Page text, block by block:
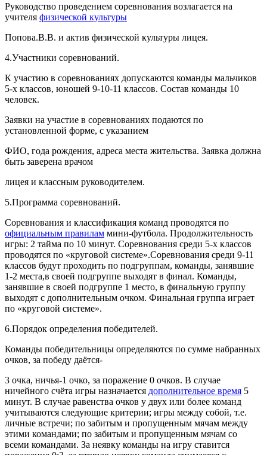
Руководство проведением соревнования возлагается на
учителя физической культуры
Попова.В.В. и актив физической культуры лицея.
4.Участники соревнований.
К участию в соревнованиях допускаются команды мальчиков
5-х классов, юношей 9-10-11 классов. Состав команды 10
человек.
Заявки на участие в соревнованиях подаются по
установленной форме, с указанием
ФИО, года рождения, адреса места жительства. Заявка должна
быть заверена врачом
лицея и классным руководителем.
5.Программа соревнований.
Соревнования и классификация команд проводятся по
официальным правилам мини-футбола. Продолжительность
игры: 2 тайма по 10 минут. Соревнования среди 5-х классов
проводятся по «круговой системе».Соревнования среди 9-11
классов будут проходить по подгруппам, команды, занявшие
1-2 места,в своей подгруппе выходят в финал. Команды,
занявшие в своей подгруппе 1 место, в финальную группу
выходят с дополнительным очком. Финальная группа играет
по «круговой системе».
6.Порядок определения победителей.
Команды победительницы определяются по сумме набранных
очков, за победу даётся-
3 очка, ничья-1 очко, за поражение 0 очков. В случае
ничейного счёта игры назначается дополнительное время 5
минут. В случае равенства очков у двух или более команд
учитываются следующие критерии; игры между собой, т.е.
личные встречи; по забитым и пропущенным мячам между
этими командами; по забитым и пропущенным мячам со
всеми командами. За неявку команды на игру ставится